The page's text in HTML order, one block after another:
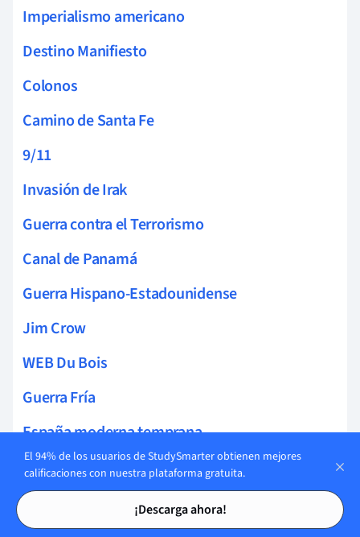
Tarjetas de estudio
Tarjetas de estudio
Imperialismo americano
Destino Manifiesto
Colonos
Camino de Santa Fe
9/11
Invasión de Irak
Guerra contra el Terrorismo
Canal de Panamá
Guerra Hispano-Estadounidense
Jim Crow
WEB Du Bois
Guerra Fría
España moderna temprana
Gran Bretaña moderna
Historia del mundo moderno
El 94% de los usuarios de StudySmarter obtienen mejores
calificaciones con nuestra plataforma gratuita.
¡Descarga ahora!